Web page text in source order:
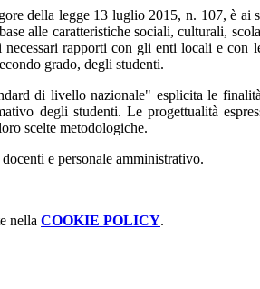
della legge 13 luglio 2015, n. 107, è ai
alle caratteristiche sociali, culturali,
rapporti con gli enti locali e con
grado, degli studenti.
di livello nazionale" esplicita le
degli studenti. Le progettualità
scelte metodologiche.
e personale amministrativo.
nella COOKIE POLICY.